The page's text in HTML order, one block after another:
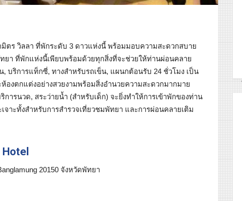
ตร วิลลา ที่พักระดับ 3 ดาวแห่งนี้ พร้อมมอบความสะดวกสบาย
ยา ที่พักแห่งนี้เพียบพร้อมด้วยทุกสิ่งที่จะช่วยให้ท่านผ่อนคลาย
บริการแท็กซี่, ทางสำหรับรถเข็น, แผนกต้อนรับ 24 ชั่วโมง เป็น
องตกแต่งอย่างสวยงามพร้อมสิ่งอำนวยความสะดวกมากมาย
ารนวด, สระว่ายน้ำ (สำหรับเด็ก) จะยิ่งทำให้การเข้าพักของท่าน
าะทั้งสำหรับการสำรวจเที่ยวชมพัทยา และการผ่อนคลายเติม
20150 จังหวัดพัทยา